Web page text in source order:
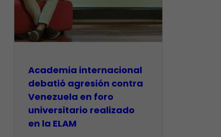
Academia internacional
debatió agresión contra
Venezuela en foro
universitario realizado
en la ELAM